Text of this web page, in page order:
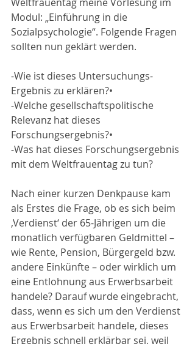
Modul: „Einführung in die
Sozialpsychologie“. Folgende Fragen
sollten nun geklärt werden.
-Wie ist dieses Untersuchungs-
Ergebnis zu erklären?•
-Welche gesellschaftspolitische
Relevanz hat dieses
Forschungsergebnis?•
-Was hat dieses Forschungsergebnis
mit dem Weltfrauentag zu tun?
Nach einer kurzen Denkpause kam
als Erstes die Frage, ob es sich beim
‚Verdienst‘ der 65-Jährigen um die
monatlich verfügbaren Geldmittel –
wie Rente, Pension, Bürgergeld bzw.
andere Einkünfte – oder wirklich um
eine Entlohnung aus Erwerbsarbeit
handele? Darauf wurde eingebracht,
dass, wenn es sich um den Verdienst
aus Erwerbsarbeit handele, dieses
Ergebnis schnell erklärbar sei, weil